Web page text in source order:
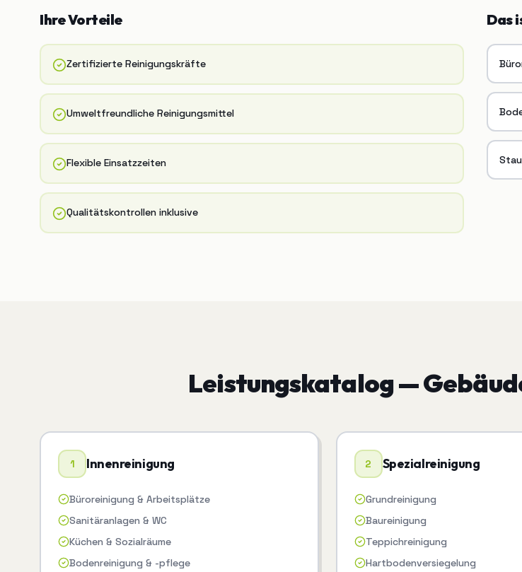
Ihre Vorteile
Zertifizierte Reinigungskräfte
Umweltfreundliche Reinigungsmittel
Flexible Einsatzzeiten
Qualitätskontrollen inklusive
Das
Leistungskatalog —
1 Innenreinigung
Büroreinigung & Arbeitsplätze
Sanitäranlagen & WC
Küchen & Sozialräume
Bodenreinigung & -pflege
2 Spezialreinigung
Grundreinigung
Baureinigung
Teppichreinigung
Hartbodenversiegelung